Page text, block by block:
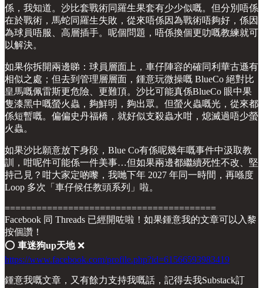
係，我知道。沙比套戰術同羅生果套有少少似嘅。但分別唔係
在於戰術，馬蛇同羅生失敗，從來唔係因為戰術唔夠好，係因
為球員唔服、高層插手。呢個問題，唔係換個更叻嘅教練就可
以解決。
如果你拆開兩邊睇：球員層面上，車仔陣容的確同利華古遜有
相似之處；但去到管理層層面，鍾意玩微操嘅 BlueCo 絕對比
皇馬嘅佩雷斯更危險、更難頂。沙比可能真係BlueCo 眼中果
隻漆黑中嘅螢火蟲，夠鮮明，夠出眾。但螢火蟲嘅光，從來都
係短暫嘅。偏偏史丹福橋，就好似支殺蟲水咁，熄滅過唔少螢
火蟲。
如果沙比願意放下身段，Blue Co有係呢幾年嘅事件中汲取教
訓，咁呢件可能係一件美事…但如果兩邊都繼續死性不改、堅
持己見？咁大家定啲嚟，我哋下年 2027 年同一時間，再喺度
Loop 多次「車仔候任教頭系列」啦。
========================================
Facebook 同 Threads 已經開咗啦！如果鍾意我的文章可以入黎
按個讚！
⭕️ 車迷狗up天地❌
https://www.facebook.com/profile.php?id=61566593983419
鍾意我嘅文章，又有餘力支持我嘅話，記得去我Substack訂